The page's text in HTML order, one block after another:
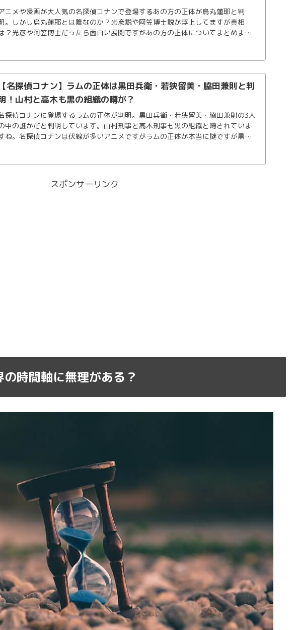
ニメや漫画が大人気の名探偵コナンで登場するあの方の正体が烏丸蓮耶と判
。しかし烏丸蓮耶とは誰なのか？光彦説や阿笠博士説が浮上してますが真相
？光彦や阿笠博士だったら面白い展開ですがあの方の正体についてまとめま
【名探偵コナン】ラムの正体は黒田兵衛・若狭留美・脇田兼則と判
！山村と高木も黒の組織の噂が？
探偵コナンに登場するラムの正体が判明。黒田兵衛・若狭留美・脇田兼則の3人
中の誰かだと判明しています。山村刑事と高木刑事も黒の組織と噂されていま
ね。名探偵コナンは伏線が多いアニメですがラムの正体が本当に謎ですが黒田
スポンサーリンク
時間軸に無理がある？